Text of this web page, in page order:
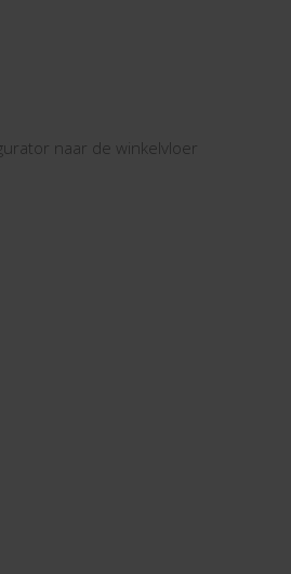
naar de winkelvloer